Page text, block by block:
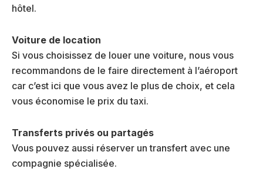
hôtel.
Voiture de location
Si vous choisissez de louer une voiture, nous vous
recommandons de le faire directement à l’aéroport
car c’est ici que vous avez le plus de choix, et cela
vous économise le prix du taxi.
Transferts privés ou partagés
Vous pouvez aussi réserver un transfert avec une
compagnie spécialisée.